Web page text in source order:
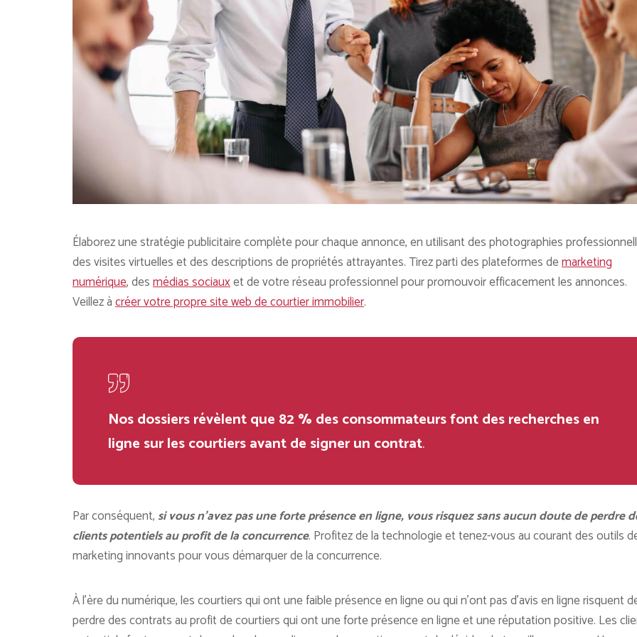
Élaborez une stratégie publicitaire complète pour chaque annonce, en utilisant des photographies
des visites virtuelles et des descriptions de propriétés attrayantes. Tirez parti des plateformes demarketing
numérique, desmédias sociauxet de votre réseau professionnel pour promouvoir efficacement les annonces.
Veillez àcréer votre propre site web de courtier immobilier.
Nos dossiers révèlent que 82 % des consommateurs font des recherches en
ligne sur les courtiers avant de signer un contrat.
Par conséquent, si vous n’avez pas une forte présence en ligne, vous risquez sans aucun doute de perdre
clients potentiels au profit de la concurrence. Profitez de la technologie et tenez-vous au courant des outils
marketing innovants pour vous démarquer de la concurrence.
À l’ère du numérique, les courtiers qui ont une faible présence en ligne ou qui n’ont pas d’avis en ligne risquent
perdre des contrats au profit de courtiers qui ont une forte présence en ligne et une réputation positive. Les